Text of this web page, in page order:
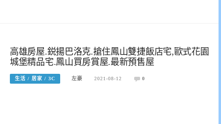
高雄房屋.鋭揚巴洛克.搶住鳳山雙捷飯店宅,歐式花園
城堡精品宅.鳳山買房賞屋.最新預售屋
生活 / 居家 / 3C 左豪 2021-08-12 0